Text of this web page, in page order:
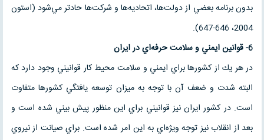
بدون برنامه بعضي از دولت‌ها، اتحاديه‌ها و شركت‌ها حادتر مي‌شود (استون
2004، 646-647).
6- قوانين ايمني و سلامت حرفه‌اي در ايران
در هر يك از كشور‌ها براي ايمني و سلامت محيط كار قوانيني وجود دارد كه
البته شدت و ضعف آن با توجه به ميزان توسعه يافتگي كشور‌ها متفاوت
است. در كشور ايران نيز قوانيني براي اين منظور پيش بيني شده است و
بعد از انقلاب نيز توجه ويژه‌اي به اين امر شده است. براي صيانت از نيروي